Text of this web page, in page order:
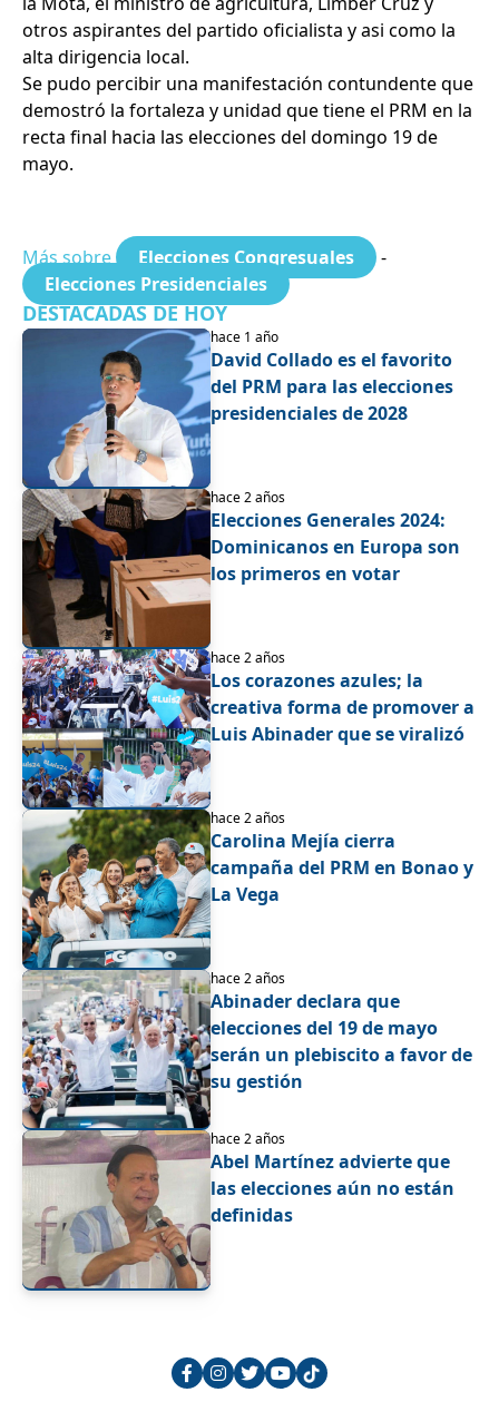
otros aspirantes del partido oficialista y asi como la
alta dirigencia local.
Se pudo percibir una manifestación contundente que
demostró la fortaleza y unidad que tiene el PRM en la
recta final hacia las elecciones del domingo 19 de
mayo.
Más sobre Elecciones Congresuales
-
Elecciones Presidenciales
DESTACADAS DE HOY
hace 1 año
David Collado es el favorito
del PRM para las elecciones
presidenciales de 2028
hace 2 años
Elecciones Generales 2024:
Dominicanos en Europa son
los primeros en votar
hace 2 años
Los corazones azules; la
creativa forma de promover a
Luis Abinader que se viralizó
hace 2 años
Carolina Mejía cierra
campaña del PRM en Bonao y
La Vega
hace 2 años
Abinader declara que
elecciones del 19 de mayo
serán un plebiscito a favor de
su gestión
hace 2 años
Abel Martínez advierte que
las elecciones aún no están
definidas